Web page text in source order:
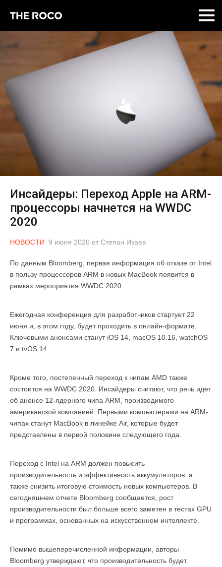
Инсайдеры: Переход Apple на ARM-
процессоры начнется на WWDC
2020
НОВОСТИ 9 июня 2020 от Степан Икаев
По данным Bloomberg, первая информация об отказе от Intel
в пользу процессоров ARM в новых MacBook появится в
рамках мероприятия WWDC 2020.
Ежегодная конференция для разработчиков стартует 22
июня и, в этом году, будет проходить в онлайн-формате.
Ключевыми анонсами станут iOS 14, macOS 10.16, watchOS
7 и tvOS 14.
Кроме того, постепенный переход к чипам AMD также
состоится на WWDC 2020. Инсайдеры считают, что речь идет
об анонсе 12-ядерного чипа ARM, производимого
американской компанией. Первыми компьютерами на ARM-
чипах станут MacBook в линейке Air, которые будет
представлены в первой половине следующего года.
Переход с Intel на ARM должен повысить
производительность и эффективность аккумуляторов, а
также снизить итоговую стоимость новых компьютеров. В
сегодняшнем отчете Bloomberg сообщается, рост
производительности был больше всего заметен в тестах GPU
и программах, основанных на искусственном интеллекте.
Помимо вышеперечисленной информации, авторы
Bloomberg утверждают, что производительность будет